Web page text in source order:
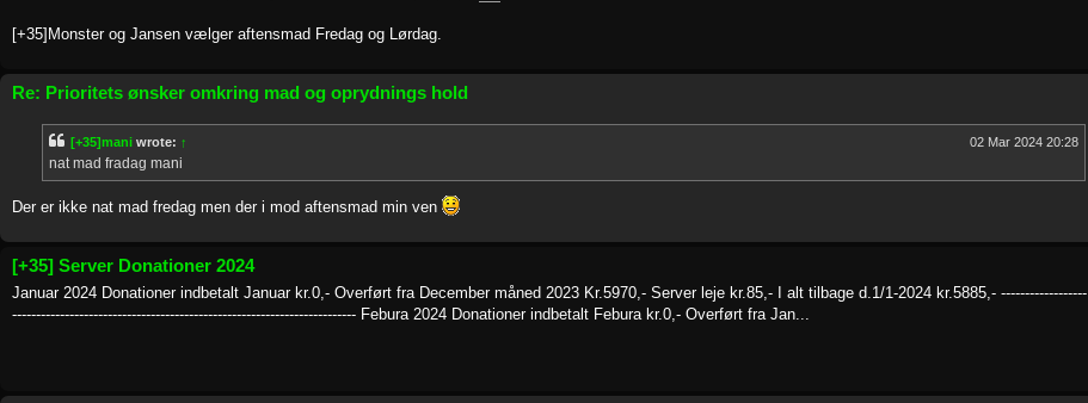
[+35]Monster og Jansen vælger aftensmad Fredag og Lørdag.
Re: Prioritets ønsker omkring mad og oprydnings hold
[+35]mani wrote: ↑ 02 Mar 2024 20:28
nat mad fradag mani
Der er ikke nat mad fredag men der i mod aftensmad min ven
[+35] Server Donationer 2024
Januar 2024 Donationer indbetalt Januar kr.0,- Overført fra December måned 2023 Kr.5970,- Server leje kr.85,- I alt tilbage d.1/1-2024 kr.5885,- ------------------
------------------------------------------------------------------------ Febura 2024 Donationer indbetalt Febura kr.0,- Overført fra Jan...